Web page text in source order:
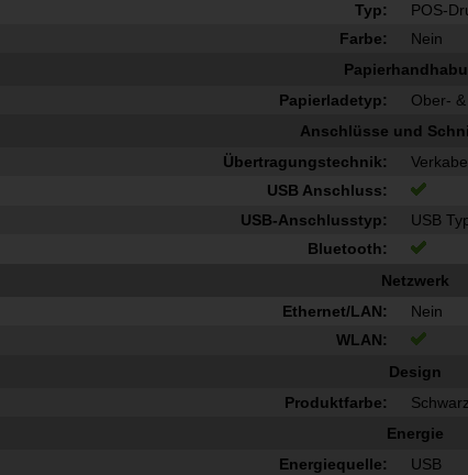
Typ:
POS-
Farbe:
Nein
Papierladetyp:
Ober-
Anschlüsse und
Übertragungstechnik:
USB Anschluss:
USB-Anschlusstyp:
USB
Bluetooth:
Netzwerk
Ethernet/LAN:
Nein
WLAN:
Design
Produktfarbe:
Schwarz
Energie
Energiequelle:
USB